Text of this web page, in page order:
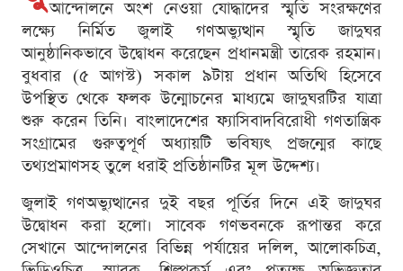
আন্দোলনে অংশ নেওয়া যোদ্ধাদের স্মৃতি সংরক্ষণের
লক্ষ্যে নির্মিত জুলাই গণঅভ্যুত্থান স্মৃতি জাদুঘর
আনুষ্ঠানিকভাবে উদ্বোধন করেছেন প্রধানমন্ত্রী তারেক রহমান।
বুধবার (৫ আগস্ট) সকাল ৯টায় প্রধান অতিথি হিসেবে
উপস্থিত থেকে ফলক উন্মোচনের মাধ্যমে জাদুঘরটির যাত্রা
শুরু করেন তিনি। বাংলাদেশের ফ্যাসিবাদবিরোধী গণতান্ত্রিক
সংগ্রামের গুরুত্বপূর্ণ অধ্যায়টি ভবিষ্যৎ প্রজন্মের কাছে
তথ্যপ্রমাণসহ তুলে ধরাই প্রতিষ্ঠানটির মূল উদ্দেশ্য।
জুলাই গণঅভ্যুত্থানের দুই বছর পূর্তির দিনে এই জাদুঘর
উদ্বোধন করা হলো। সাবেক গণভবনকে রূপান্তর করে
সেখানে আন্দোলনের বিভিন্ন পর্যায়ের দলিল, আলোকচিত্র,